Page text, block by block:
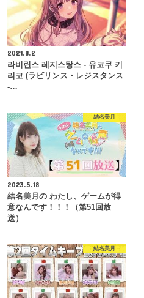
2021.8.2
라비린스 레지스탕스 - 유코쿠 키
리코 (ラビリンス・レジスタンス
-…
結名美月
2023.5.18
結名美月の わたし、ゲームが得
意なんです！！！（第51回放
送）
結名美月